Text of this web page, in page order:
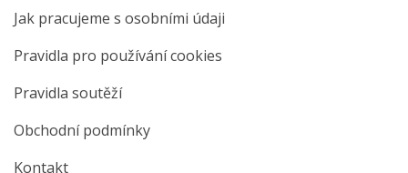
Jak pracujeme s osobními údaji
Pravidla pro používání cookies
Pravidla soutěží
Obchodní podmínky
Kontakt